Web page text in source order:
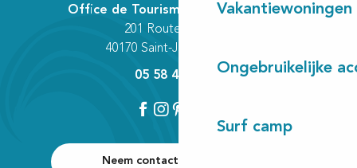
Vakantiewoningen
Ongebruikelijke
Surf camp
Neem contact met ons op
Office de Tourisme Communautaire
201 Route des Lacs
40170 Saint-Julien-en-Born
05 58 42 89 80